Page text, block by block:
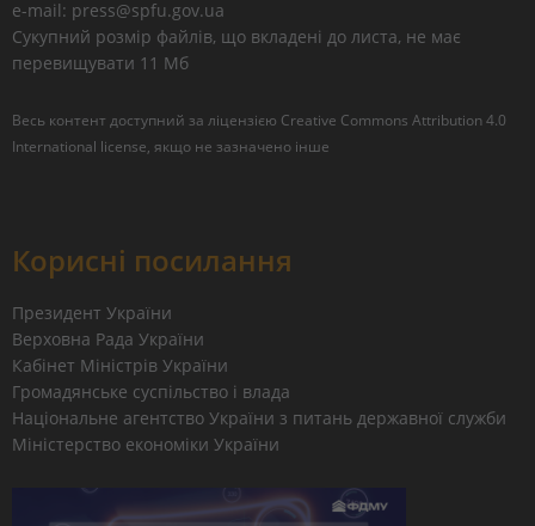
e-mail: press@spfu.gov.ua
Сукупний розмір файлів, що вкладені до листа, не має
перевищувати 11 Мб
Весь контент доступний за ліцензією Creative Commons Attribution 4.0
International license, якщо не зазначено інше
Корисні посилання
Президент України
Верховна Рада України
Кабінет Міністрів України
Громадянське суспільство і влада
Національне агентство України з питань державної служби
Міністерство економіки України